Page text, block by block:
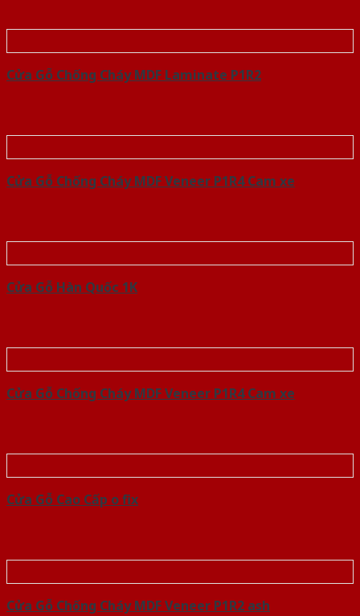
Cửa Gỗ Chống Cháy MDF Laminate P1R2
Cửa Gỗ Chống Cháy MDF Veneer P1R4 Cam xe
Cửa Gỗ Hàn Quốc 1K
Cửa Gỗ Chống Cháy MDF Veneer P1R4 Cam xe
Cửa Gỗ Cao Cấp o fix
Cửa Gỗ Chống Cháy MDF Veneer P1R2 ash